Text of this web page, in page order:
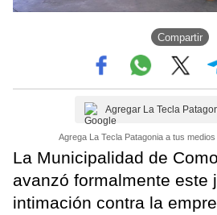
Compartir
Agregar La Tecla
Agrega La Tecla Patagonia a tus
La Municipalidad de
avanzó formalmente este
intimación contra la